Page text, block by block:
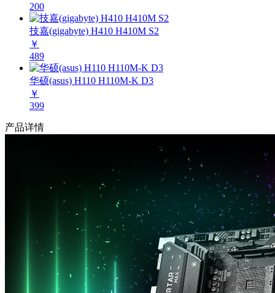
200
技嘉(gigabyte) H410 H410M S2
￥
489
华硕(asus) H110 H110M-K D3
￥
399
产品详情